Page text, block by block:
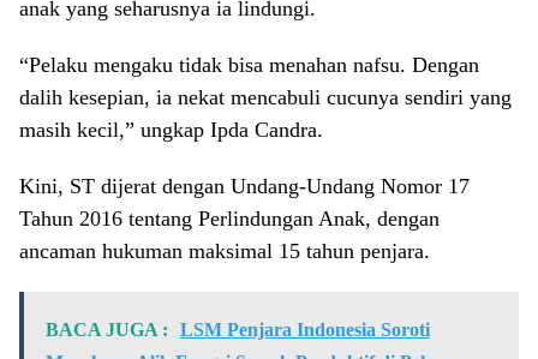
anak yang seharusnya ia lindungi.
“Pelaku mengaku tidak bisa menahan nafsu. Dengan
dalih kesepian, ia nekat mencabuli cucunya sendiri yang
masih kecil,” ungkap Ipda Candra.
Kini, ST dijerat dengan Undang-Undang Nomor 17
Tahun 2016 tentang Perlindungan Anak, dengan
ancaman hukuman maksimal 15 tahun penjara.
BACA JUGA :
LSM Penjara Indonesia Soroti